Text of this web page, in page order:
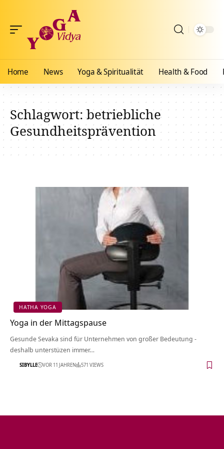
Home News Yoga & Spiritualität Health & Food
Schlagwort:betriebliche
Gesundheitsprävention
HATHA YOGA
Yoga in der Mittagspause
Gesunde Sevaka sind für Unternehmen von großer Bedeutung -
deshalb unterstüzen immer…
SIBYLLE VOR 11 JAHREN 571 VIEWS